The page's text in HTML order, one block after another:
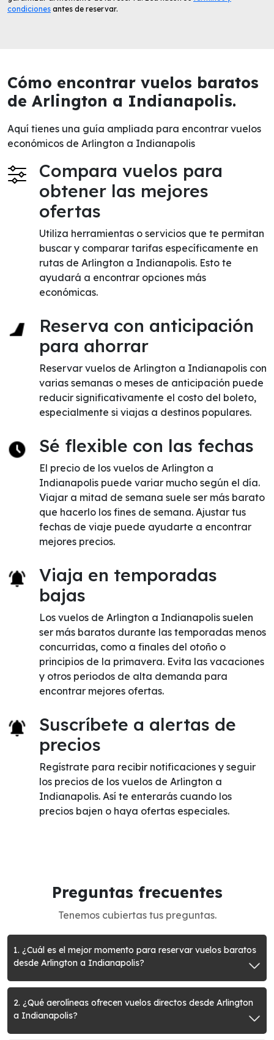
condiciones antes de reservar.
Cómo encontrar vuelos baratos
de Arlington a Indianapolis.
Aquí tienes una guía ampliada para encontrar vuelos
económicos de Arlington a Indianapolis
Compara vuelos para
obtener las mejores
ofertas
Utiliza herramientas o servicios que te permitan
buscar y comparar tarifas específicamente en
rutas de Arlington a Indianapolis. Esto te
ayudará a encontrar opciones más
económicas.
Reserva con anticipación
para ahorrar
Reservar vuelos de Arlington a Indianapolis con
varias semanas o meses de anticipación puede
reducir significativamente el costo del boleto,
especialmente si viajas a destinos populares.
Sé flexible con las fechas
El precio de los vuelos de Arlington a
Indianapolis puede variar mucho según el día.
Viajar a mitad de semana suele ser más barato
que hacerlo los fines de semana. Ajustar tus
fechas de viaje puede ayudarte a encontrar
mejores precios.
Viaja en temporadas
bajas
Los vuelos de Arlington a Indianapolis suelen
ser más baratos durante las temporadas menos
concurridas, como a finales del otoño o
principios de la primavera. Evita las vacaciones
y otros periodos de alta demanda para
encontrar mejores ofertas.
Suscríbete a alertas de
precios
Regístrate para recibir notificaciones y seguir
los precios de los vuelos de Arlington a
Indianapolis. Así te enterarás cuando los
precios bajen o haya ofertas especiales.
Preguntas frecuentes
Tenemos cubiertas tus preguntas.
1. ¿Cuál es el mejor momento para reservar vuelos baratos
desde Arlington a Indianapolis?
2. ¿Qué aerolíneas ofrecen vuelos directos desde Arlington
a Indianapolis?